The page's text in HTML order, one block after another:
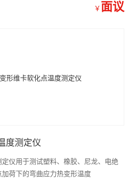
￥ 面议
度测定仪
仪用于测试塑料、橡胶、尼龙、电绝
荷下的弯曲应力热变形温度